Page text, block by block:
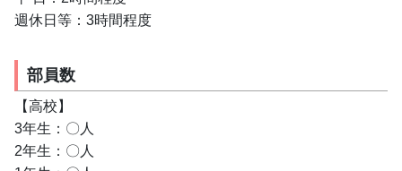
週休日等：3時間程度
部員数
【高校】
3年生：〇人
2年生：〇人